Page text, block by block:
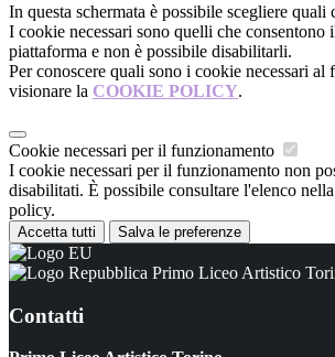
In questa schermata è possibile scegliere quali
I cookie necessari sono quelli che consentono
piattaforma e non è possibile disabilitarli.
Per conoscere quali sono i cookie necessari al
visionare la COOKIE POLICY.
Cookie necessari per il funzionamento
I cookie necessari per il funzionamento non
disabilitati. È possibile consultare l'elenco
policy.
Accetta tutti Salva le preferenze
Primo Liceo Artistico
Contatti